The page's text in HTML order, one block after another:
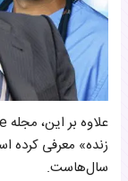
زنده» معرفی کرده
سال‌هاست.